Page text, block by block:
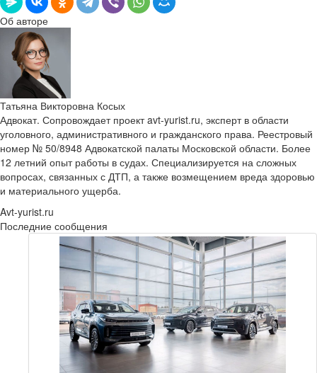
Об авторе
Татьяна Викторовна Косых
Адвокат. Сопровождает проект avt-yurist.ru, эксперт в области
уголовного, административного и гражданского права. Реестровый
номер № 50/8948 Адвокатской палаты Московской области. Более
12 летний опыт работы в судах. Специализируется на сложных
вопросах, связанных с ДТП, а также возмещением вреда здоровью
и материального ущерба.
Avt-yurist.ru
Последние сообщения